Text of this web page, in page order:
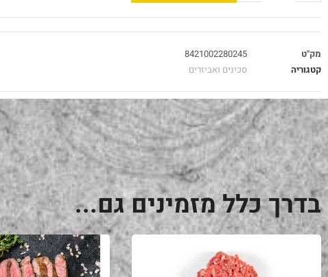
מק"ט
8421002280245
קטגוריה
סכינים ואביזרים
בדרך כלל מזמינים גם...